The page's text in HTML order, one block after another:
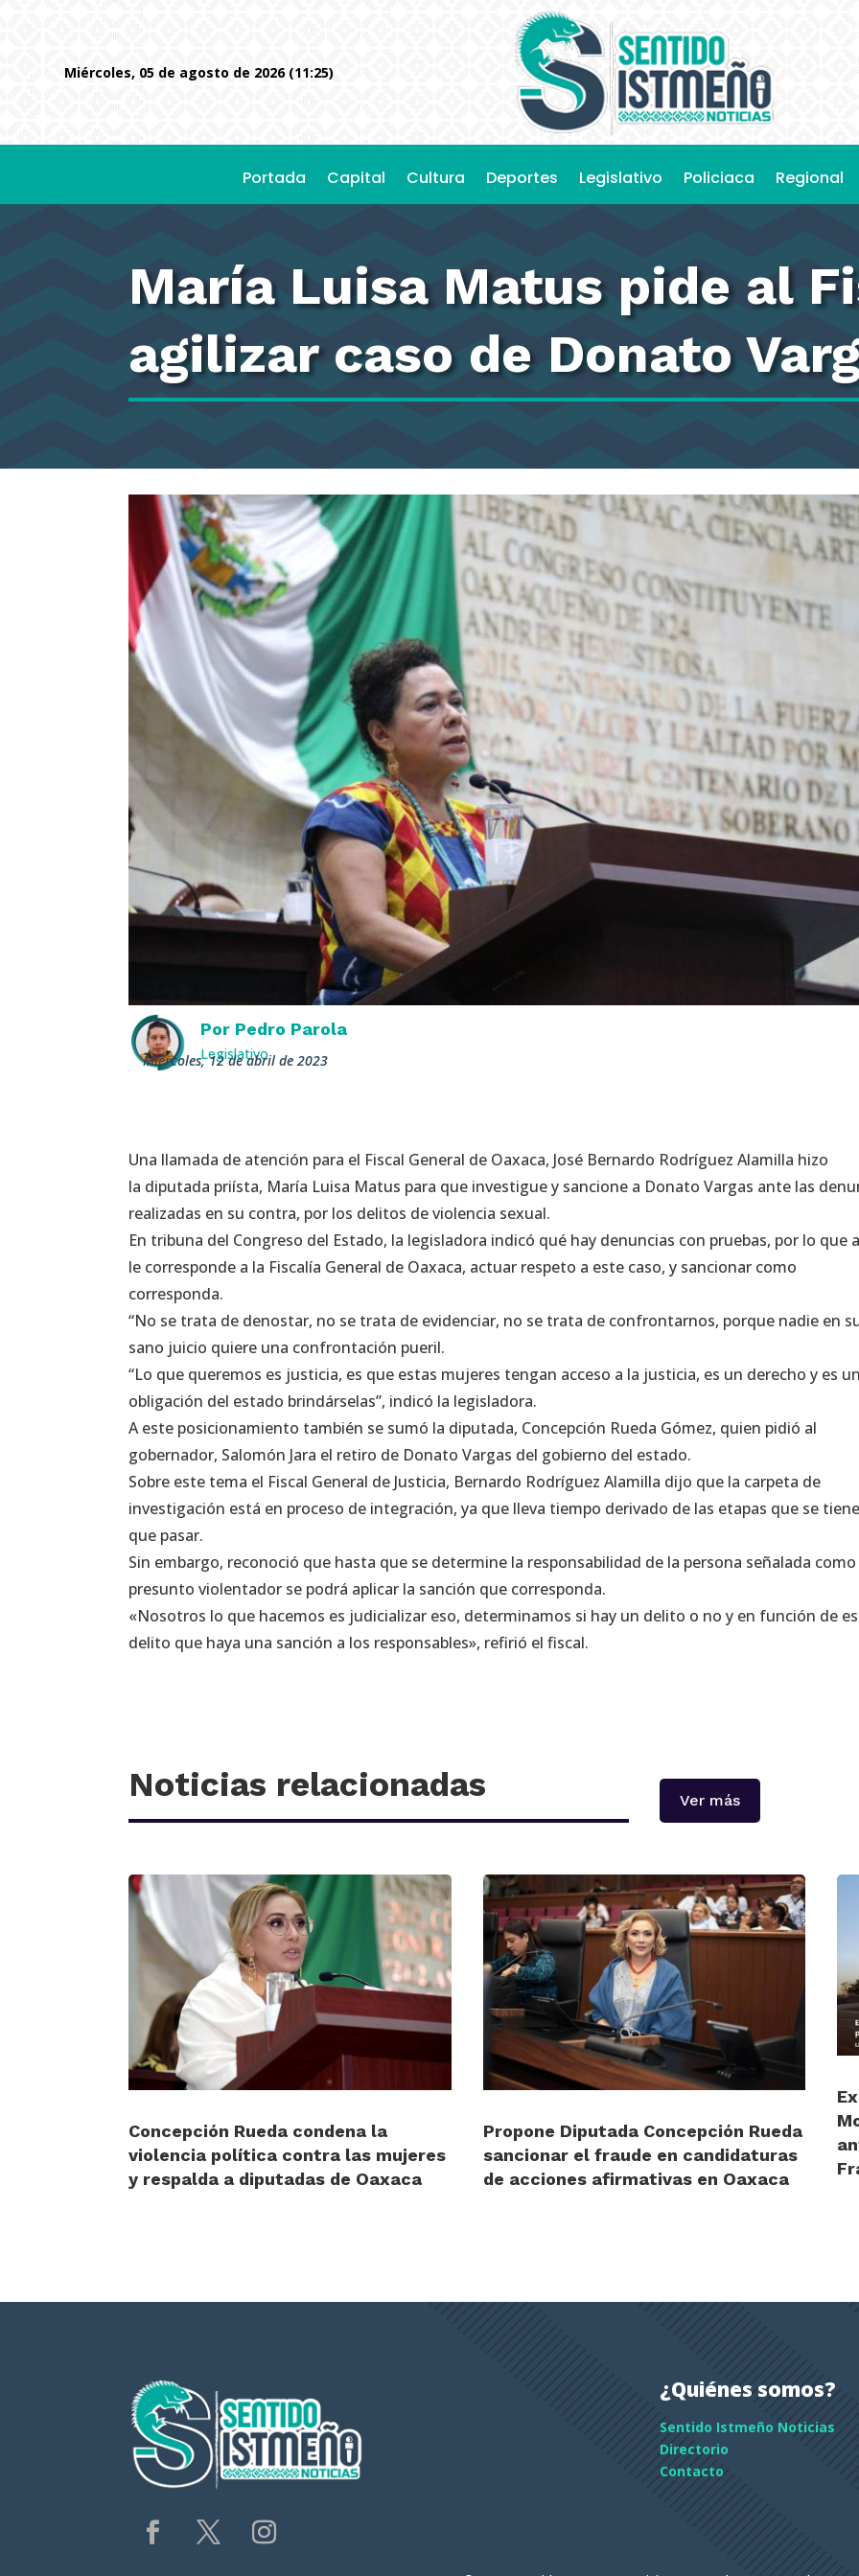
miércoles, 05 de agosto de 2026 (11:25)
Portada Capital Cultura Deportes Legislativo Policiaca Regional
María Luisa Matus pide al
agilizar caso de Donato
Por Pedro Parola
Legislativo
miércoles, 12 de abril de 2023
Una llamada de atención para el Fiscal General de Oaxaca, José Bernardo Rodríguez Alamilla hizo
la diputada priísta, María Luisa Matus para que investigue y sancione a Donato Vargas ante las
realizadas en su contra, por los delitos de violencia sexual.
En tribuna del Congreso del Estado, la legisladora indicó qué hay denuncias con pruebas, por lo que
le corresponde a la Fiscalía General de Oaxaca, actuar respeto a este caso, y sancionar como
corresponda.
“No se trata de denostar, no se trata de evidenciar, no se trata de confrontarnos, porque nadie en
sano juicio quiere una confrontación pueril.
“Lo que queremos es justicia, es que estas mujeres tengan acceso a la justicia, es un derecho y es
obligación del estado brindárselas”, indicó la legisladora.
A este posicionamiento también se sumó la diputada, Concepción Rueda Gómez, quien pidió al
gobernador, Salomón Jara el retiro de Donato Vargas del gobierno del estado.
Sobre este tema el Fiscal General de Justicia, Bernardo Rodríguez Alamilla dijo que la carpeta de
investigación está en proceso de integración, ya que lleva tiempo derivado de las etapas que se
que pasar.
Sin embargo, reconoció que hasta que se determine la responsabilidad de la persona señalada como
presunto violentador se podrá aplicar la sanción que corresponda.
«Nosotros lo que hacemos es judicializar eso, determinamos si hay un delito o no y en función de
delito que haya una sanción a los responsables», refirió el fiscal.
Noticias relacionadas Ver más
Concepción Rueda condena la
violencia política contra las mujeres
y respalda a diputadas de Oaxaca
Propone Diputada Concepción Rueda
sancionar el fraude en candidaturas
de acciones afirmativas en Oaxaca
¿Quiénes somos?
Sentido Istmeño Noticias
Directorio
Contacto